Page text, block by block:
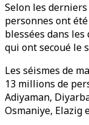
Selon les
personnes ont
blessées dans
qui ont secoué le
Les séismes de
13 millions de
Adiyaman,
Osmaniye, Elazig